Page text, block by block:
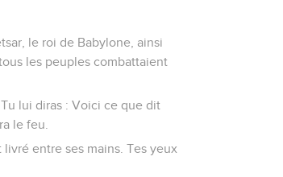
le roi de Babylone, ainsi
les peuples combattaient
lui diras : Voici ce que dit
le feu.
entre ses mains. Tes yeux